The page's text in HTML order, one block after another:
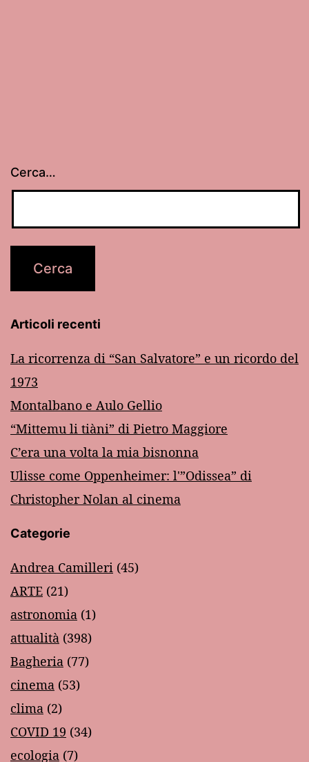
Cerca…
Articoli recenti
La ricorrenza di “San Salvatore” e un ricordo del
1973
Montalbano e Aulo Gellio
“Mittemu li tiàni” di Pietro Maggiore
C’era una volta la mia bisnonna
Ulisse come Oppenheimer: l'”Odissea” di
Christopher Nolan al cinema
Categorie
Andrea Camilleri (45)
ARTE (21)
astronomia (1)
attualità (398)
Bagheria (77)
cinema (53)
clima (2)
COVID 19 (34)
ecologia (7)